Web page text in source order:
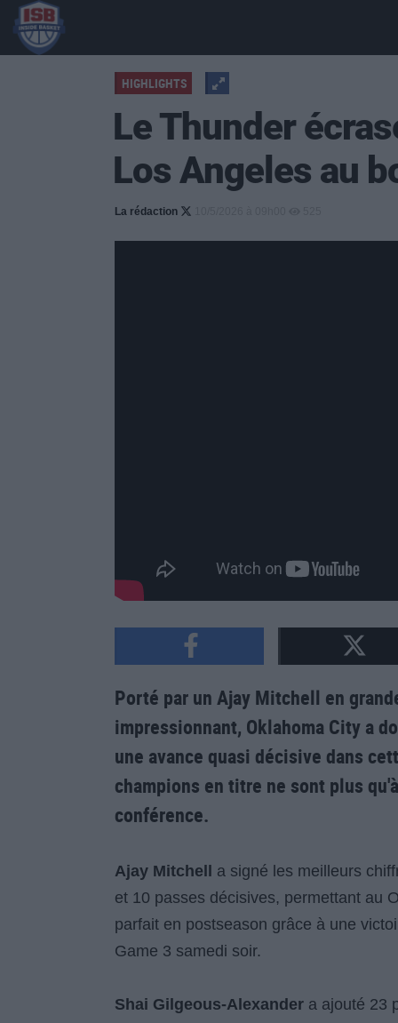
HIGHLIGHTS
Le Thunder
Los Angeles au
La rédaction
Porté par un Ajay Mitchell en
impressionnant, Oklahoma City a
une avance quasi décisive dans
champions en titre ne sont plus
conférence.
Ajay Mitchell
a signé les meilleurs
et 10 passes décisives, permettant au
parfait en postseason grâce à une
Game 3 samedi soir.
Shai Gilgeous-Alexander a ajouté 23